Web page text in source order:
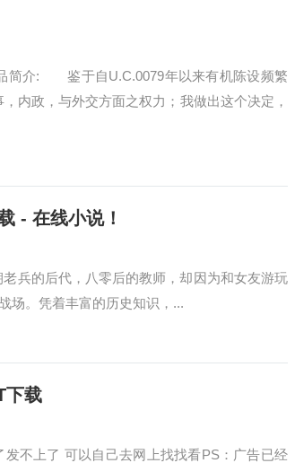
简介: 鉴于自U.C.0079年以来有机陈设频繁
内政，与外交方面之权力；我做出这个决定，
- 在线小说！
兵的后代，八零后的教师，却因为和女友游玩
场。凭着丰富的历史知识，...
下载
不上了 可以自己去网上找找看PS：广告已经